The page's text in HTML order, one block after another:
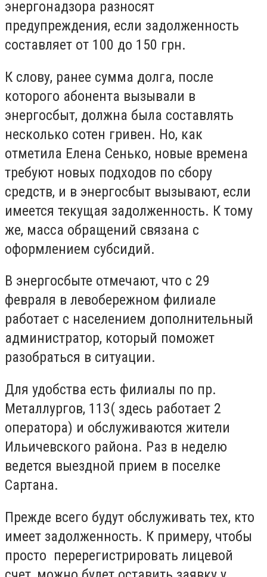
энергонадзора разносят
предупреждения, если задолженность
составляет от 100 до 150 грн.
К слову, ранее сумма долга, после
которого абонента вызывали в
энергосбыт, должна была составлять
несколько сотен гривен. Но, как
отметила Елена Сенько, новые времена
требуют новых подходов по сбору
средств, и в энергосбыт вызывают, если
имеется текущая задолженность. К тому
же, масса обращений связана с
оформлением субсидий.
В энергосбыте отмечают, что с 29
февраля в левобережном филиале
работает с населением дополнительный
администратор, который поможет
разобраться в ситуации.
Для удобства есть филиалы по пр.
Металлургов, 113( здесь работает 2
оператора) и обслуживаются жители
Ильичевского района. Раз в неделю
ведется выездной прием в поселке
Сартана.
Прежде всего будут обслуживать тех, кто
имеет задолженность. К примеру, чтобы
просто перерегистрировать лицевой